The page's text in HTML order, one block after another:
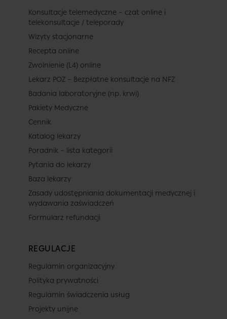
Konsultacje telemedyczne – czat online i
telekonsultacje / teleporady
Wizyty stacjonarne
Recepta online
Zwolnienie (L4) online
Lekarz POZ – Bezpłatne konsultacje na NFZ
Badania laboratoryjne (np. krwi)
Pakiety Medyczne
Cennik
Katalog lekarzy
Poradnik – lista kategorii
Pytania do lekarzy
Baza lekarzy
Zasady udostępniania dokumentacji medycznej i
wydawania zaświadczeń
Formularz refundacji
REGULACJE
Regulamin organizacyjny
Polityka prywatności
Regulamin świadczenia usług
Projekty unijne